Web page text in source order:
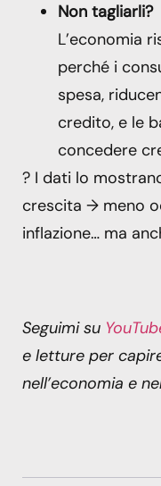
Non tagliarli?
L’economia
perché i
spesa,
credito, e le
concedere
? I dati lo
crescita → meno
inflazione… ma
Seguimi su
e letture per
nell’economia e